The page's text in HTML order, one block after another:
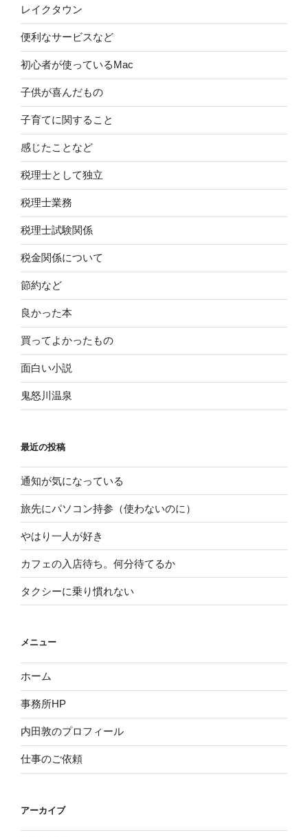
レイクタウン
便利なサービスなど
初心者が使っているMac
子供が喜んだもの
子育てに関すること
感じたことなど
税理士として独立
税理士業務
税理士試験関係
税金関係について
節約など
良かった本
買ってよかったもの
面白い小説
鬼怒川温泉
最近の投稿
通知が気になっている
旅先にパソコン持参（使わないのに）
やはり一人が好き
カフェの入店待ち。何分待てるか
タクシーに乗り慣れない
メニュー
ホーム
事務所HP
内田敦のプロフィール
仕事のご依頼
アーカイブ